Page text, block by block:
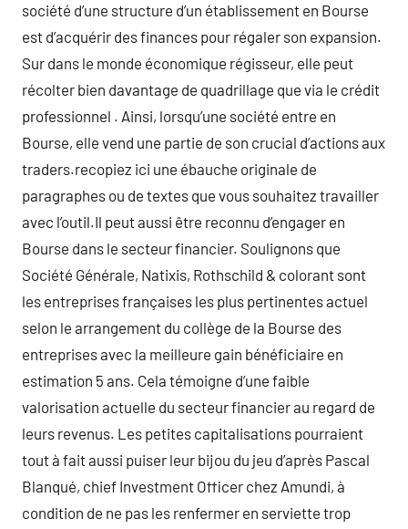
société d’une structure d’un établissement en Bourse
est d’acquérir des finances pour régaler son expansion.
Sur dans le monde économique régisseur, elle peut
récolter bien davantage de quadrillage que via le crédit
professionnel . Ainsi, lorsqu’une société entre en
Bourse, elle vend une partie de son crucial d’actions aux
traders.recopiez ici une ébauche originale de
paragraphes ou de textes que vous souhaitez travailler
avec l’outil.Il peut aussi être reconnu d’engager en
Bourse dans le secteur financier. Soulignons que
Société Générale, Natixis, Rothschild & colorant sont
les entreprises françaises les plus pertinentes actuel
selon le arrangement du collège de la Bourse des
entreprises avec la meilleure gain bénéficiaire en
estimation 5 ans. Cela témoigne d’une faible
valorisation actuelle du secteur financier au regard de
leurs revenus. Les petites capitalisations pourraient
tout à fait aussi puiser leur bijou du jeu d’après Pascal
Blanqué, chief Investment Officer chez Amundi, à
condition de ne pas les renfermer en serviette trop